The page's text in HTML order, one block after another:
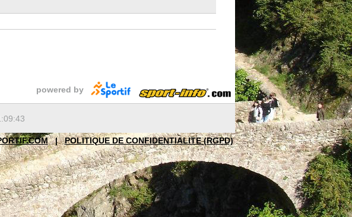
powered by
| POLITIQUE DE CONFIDENTIALITE (RGPD)